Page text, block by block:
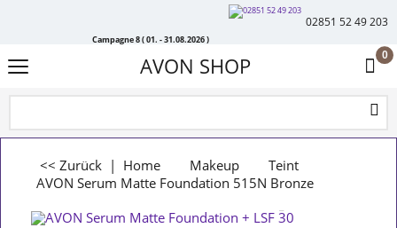
Campagne 8 ( 01. - 31.08.2026 )
02851 52 49 203
AVON SHOP 0
<< Zurück | Home Makeup
Teint
AVON Serum Matte Foundation 515N Bronze